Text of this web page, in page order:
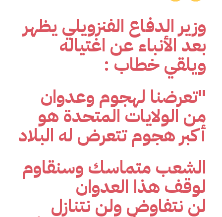
وزير الدفاع الفنزويلي يظهر
بعد الأنباء عن اغتياله
ويلقي خطاب :
"تعرضنا لهجوم وعدوان
من الولايات المتحدة هو
أكبر هجوم تتعرض له البلاد
الشعب متماسك وسنقاوم
لوقف هذا العدوان
لن نتفاوض ولن نتنازل